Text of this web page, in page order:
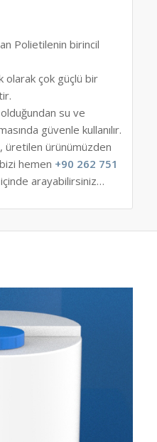
Polietilenin birincil
olarak çok güçlü bir
olduğundan su ve
güvenle kullanılır.
üretilen ürünümüzden
hemen +90 262 751
arayabilirsiniz…